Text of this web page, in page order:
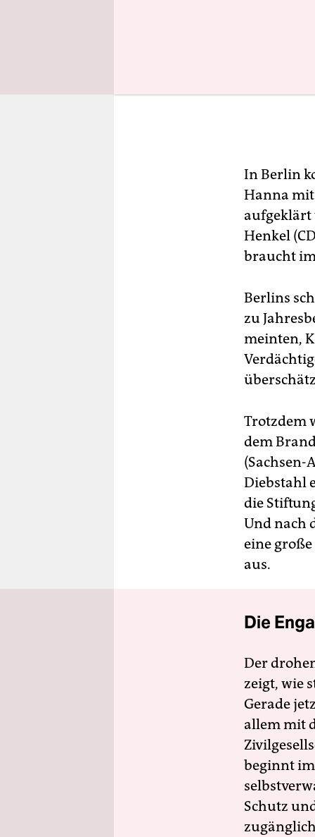
In Berlin
Hanna mit
aufgeklärt
Henkel
braucht
Berlins
zu
meinten,
Trotzdem
dem
Diebstahl
die
Und nach
eine
aus.
Die
Der
zeigt, wie
Gerade
allem mit
beginnt
Schutz